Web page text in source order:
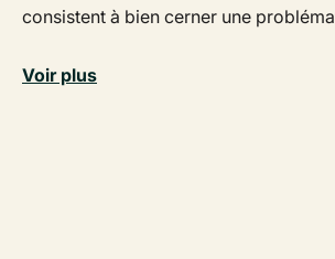
consistent à bien cerner une
Voir plus